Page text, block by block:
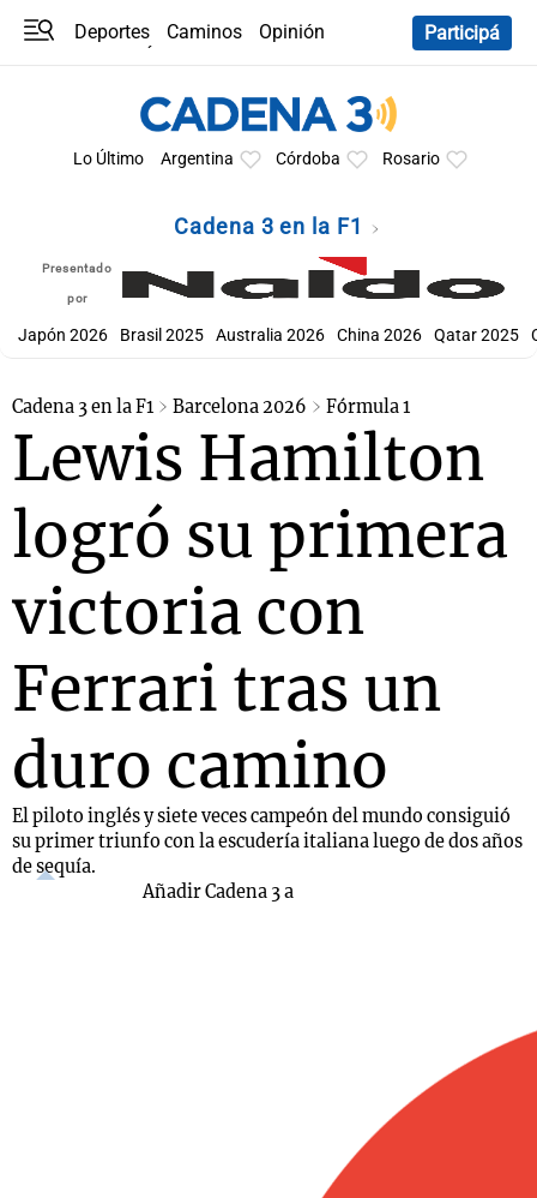
Deportes Caminos
Opinión
Participá
Lo Último Argentina Córdoba Rosario
Cadena 3 en la F1
Presentado
por
Japón 2026 Brasil 2025 Australia 2026 China 2026 Qatar 2025
Cadena 3 en la F1 Barcelona 2026 Fórmula 1
Lewis Hamilton
logró su primera
victoria con
Ferrari tras un
duro camino
El piloto inglés y siete veces campeón del mundo consiguió
su primer triunfo con la escudería italiana luego de dos años
de sequía.
Añadir Cadena 3 a